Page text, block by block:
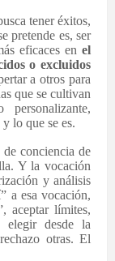
tener éxitos,
pretende es, ser
eficaces enel
o excluidos
a otros para
que se cultivan
lo que se es.
de conciencia de
Y la vocación
y análisis
a esa vocación,
aceptar límites,
elegir desde la
otras. El